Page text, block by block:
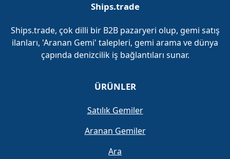
Ships.trade
Ships.trade, çok dilli bir B2B pazaryeri olup, gemi satış
ilanları, 'Aranan Gemi' talepleri, gemi arama ve dünya
çapında denizcilik iş bağlantıları sunar.
ÜRÜNLER
Satılık Gemiler
Aranan Gemiler
Ara